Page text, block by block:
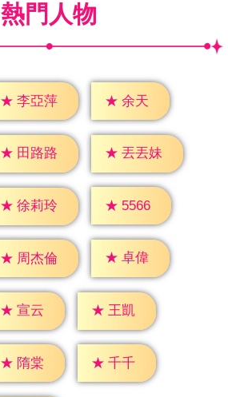
熱門人物
★ 李亞萍 ★ 余天
★ 田路路 ★ 丟丟妹
★ 徐莉玲 ★ 5566
★ 周杰倫 ★ 卓偉
★ 宣云 ★ 王凱
★ 隋棠 ★ 千千